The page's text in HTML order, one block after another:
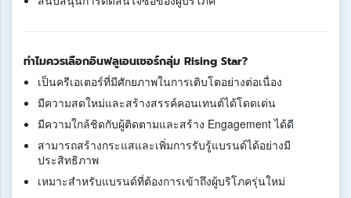
ทำไมควรเลือกอินฟลูเอนเซอร์กลุ่ม Rising Star?
เป็นครีเอเตอร์ที่มีศักยภาพในการเติบโตอย่างต่อเนื่อง
มีความสดใหม่และสร้างสรรค์คอนเทนต์ได้โดดเด่น
มีความใกล้ชิดกับผู้ติดตามและสร้าง Engagement ได้ดี
สามารถสร้างกระแสและเพิ่มการรับรู้แบรนด์ได้อย่างมี
ประสิทธิภาพ
เหมาะสำหรับแบรนด์ที่ต้องการเข้าถึงผู้บริโภครุ่นใหม่